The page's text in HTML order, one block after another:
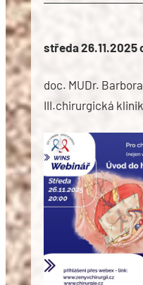
středa 26.11.2025
doc. MUDr.
III.chirurgická